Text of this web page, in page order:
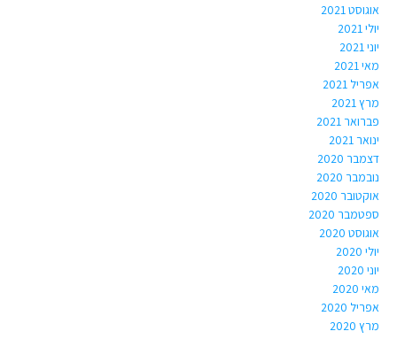
אוגוסט 2021
יולי 2021
יוני 2021
מאי 2021
אפריל 2021
מרץ 2021
פברואר 2021
ינואר 2021
דצמבר 2020
נובמבר 2020
אוקטובר 2020
ספטמבר 2020
אוגוסט 2020
יולי 2020
יוני 2020
מאי 2020
אפריל 2020
מרץ 2020